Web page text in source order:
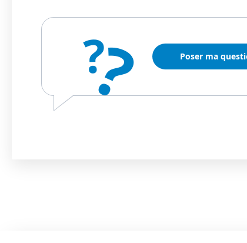
?
? Poser ma